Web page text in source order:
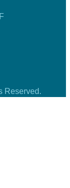
Reserved.